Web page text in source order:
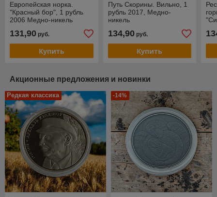
Европейская норка.
"Красный бор", 1 рубль
2006 Медно-никель
131,90 руб.
Купить
Путь Скорины. Вильно, 1
рубль 2017, Медно-
никель
134,90руб.
Купить
Акционные предложения и новинки
Редкая классика -14%